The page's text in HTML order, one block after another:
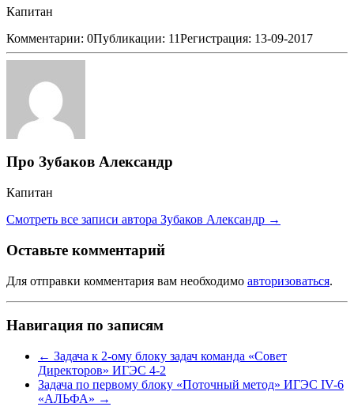
Капитан
Комментарии: 0Публикации: 11Регистрация: 13-09-2017
Про Зубаков Александр
Капитан
Смотреть все записи автора Зубаков Александр →
Оставьте комментарий
Для отправки комментария вам необходимо авторизоваться.
Навигация по записям
← Задача к 2-ому блоку задач команда «Совет
Директоров» ИГЭС 4-2
Задача по первому блоку «Поточный метод» ИГЭС IV-6
«АЛЬФА» →